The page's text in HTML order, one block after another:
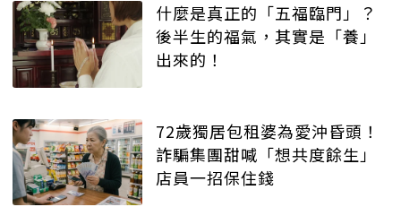
什麼是真正的「五福臨門」？
後半生的福氣，其實是「養」
出來的！
72歲獨居包租婆為愛沖昏頭！
詐騙集團甜喊「想共度餘生」
店員一招保住錢